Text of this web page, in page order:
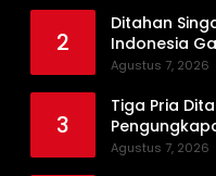
2
Ditahan
Indonesia
AFF 2026
Agustus 7, 2026
3
Tiga Pria
Agustus 7, 2026